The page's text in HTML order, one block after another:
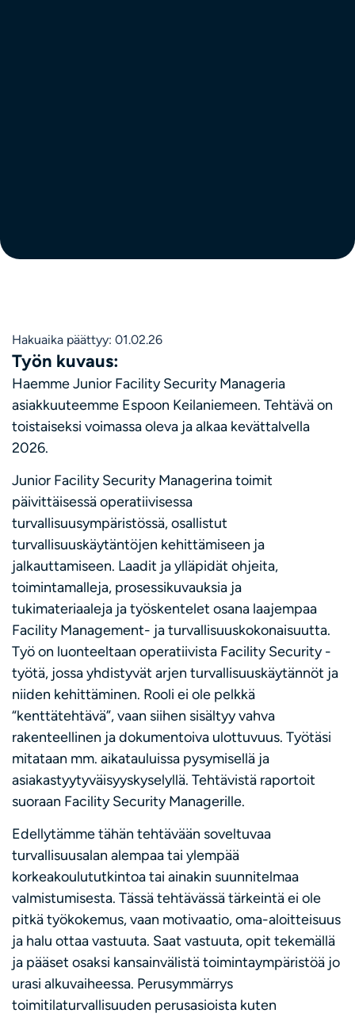
Hakuaika päättyy: 01.02.26
Työn kuvaus:
Haemme Junior Facility Security Manageria
asiakkuuteemme Espoon Keilaniemeen. Tehtävä on
toistaiseksi voimassa oleva ja alkaa kevättalvella
2026.
Junior Facility Security Managerina toimit
päivittäisessä operatiivisessa
turvallisuusympäristössä, osallistut
turvallisuuskäytäntöjen kehittämiseen ja
jalkauttamiseen. Laadit ja ylläpidät ohjeita,
toimintamalleja, prosessikuvauksia ja
tukimateriaaleja ja työskentelet osana laajempaa
Facility Management- ja turvallisuuskokonaisuutta.
Työ on luonteeltaan operatiivista Facility Security -
työtä, jossa yhdistyvät arjen turvallisuuskäytännöt ja
niiden kehittäminen. Rooli ei ole pelkkä
“kenttätehtävä”, vaan siihen sisältyy vahva
rakenteellinen ja dokumentoiva ulottuvuus. Työtäsi
mitataan mm. aikatauluissa pysymisellä ja
asiakastyytyväisyyskyselyllä. Tehtävistä raportoit
suoraan Facility Security Managerille.
Edellytämme tähän tehtävään soveltuvaa
turvallisuusalan alempaa tai ylempää
korkeakoulututkintoa tai ainakin suunnitelmaa
valmistumisesta. Tässä tehtävässä tärkeintä ei ole
pitkä työkokemus, vaan motivaatio, oma-aloitteisuus
ja halu ottaa vastuuta. Saat vastuuta, opit tekemällä
ja pääset osaksi kansainvälistä toimintaympäristöä jo
urasi alkuvaiheessa. Perusymmärrys
toimitilaturvallisuuden perusasioista kuten